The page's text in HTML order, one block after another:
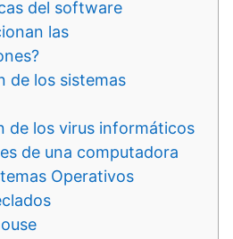
del software
las
de los sistemas
de los virus informáticos
de una computadora
Operativos